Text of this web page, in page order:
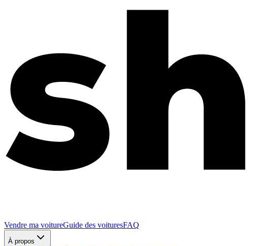
Vendre ma voitureGuide des voituresFAQ
À propos